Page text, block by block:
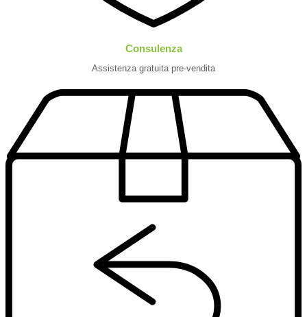
Consulenza
Assistenza gratuita pre-vendita